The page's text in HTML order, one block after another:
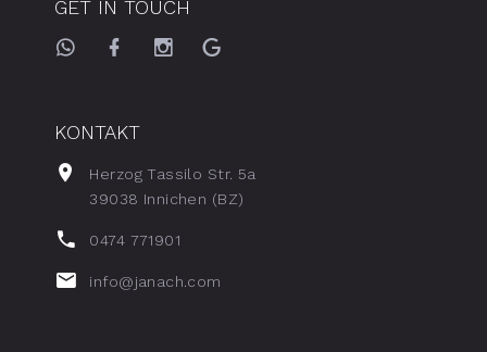
GET IN TOUCH
KONTAKT
Herzog Tassilo Str. 5a
39038 Innichen (BZ)
0474 771901
info@janach.com